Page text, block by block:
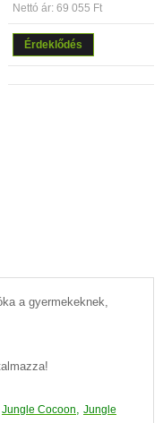
Nettó ár: 69 055 Ft
Érdeklődés
a gyermekeknek,
Jungle Cocoon, Jungle